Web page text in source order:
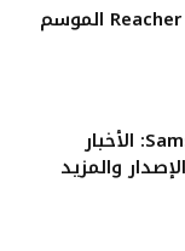
كل ما تريد معرفته عن Reacher الموسم
Samsung Galaxy Watch 7: الأخبار
والمزيد